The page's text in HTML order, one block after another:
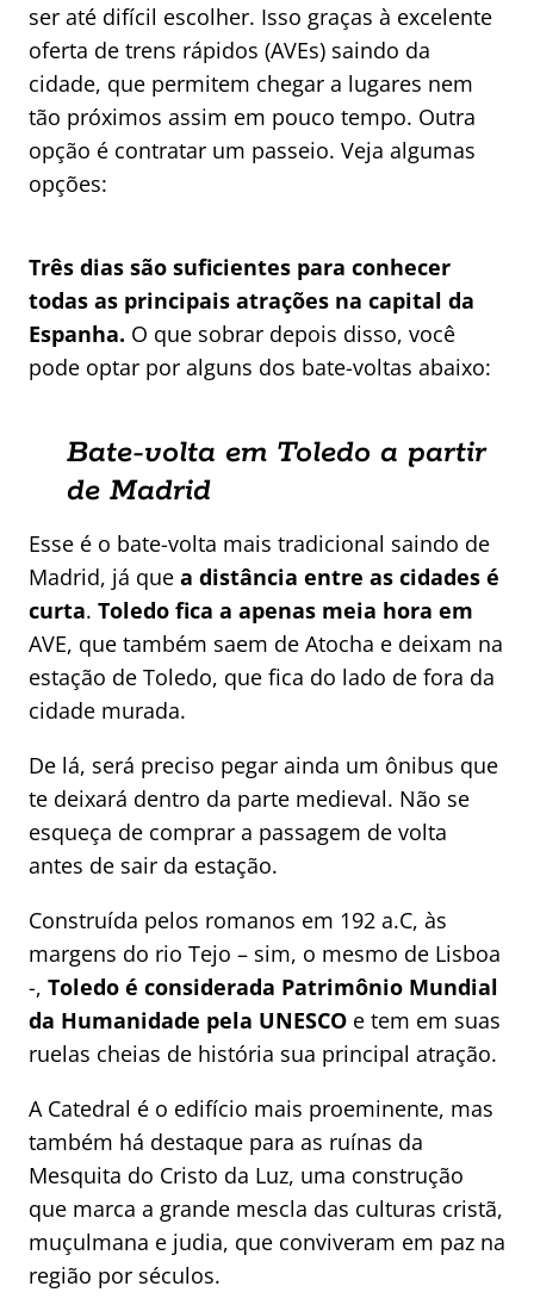
ser até difícil escolher. Isso graças à excelente
oferta de trens rápidos (AVEs) saindo da
cidade, que permitem chegar a lugares nem
tão próximos assim em pouco tempo. Outra
opção é contratar um passeio. Veja algumas
opções:
Três dias são suficientes para conhecer
todas as principais atrações na capital da
Espanha. O que sobrar depois disso, você
pode optar por alguns dos bate-voltas abaixo:
Bate-volta em Toledo a partir
de Madrid
Esse é o bate-volta mais tradicional saindo de
Madrid, já que a distância entre as cidades é
curta. Toledo fica a apenas meia hora em
AVE, que também saem de Atocha e deixam na
estação de Toledo, que fica do lado de fora da
cidade murada.
De lá, será preciso pegar ainda um ônibus que
te deixará dentro da parte medieval. Não se
esqueça de comprar a passagem de volta
antes de sair da estação.
Construída pelos romanos em 192 a.C, às
margens do rio Tejo – sim, o mesmo de Lisboa
-, Toledo é considerada Patrimônio Mundial
da Humanidade pela UNESCO e tem em suas
ruelas cheias de história sua principal atração.
A Catedral é o edifício mais proeminente, mas
também há destaque para as ruínas da
Mesquita do Cristo da Luz, uma construção
que marca a grande mescla das culturas cristã,
muçulmana e judia, que conviveram em paz na
região por séculos.